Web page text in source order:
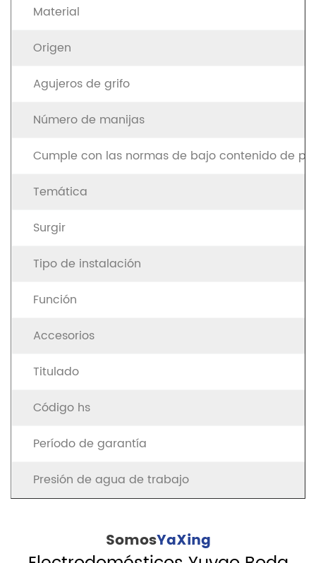
Material
Origen
Agujeros de grifo
Número de manijas
Cumple con las normas de bajo contenido de
Temática
Surgir
Tipo de instalación
Función
Accesorios
Titulado
Código hs
Período de garantía
Presión de agua de trabajo
SomosYaXing